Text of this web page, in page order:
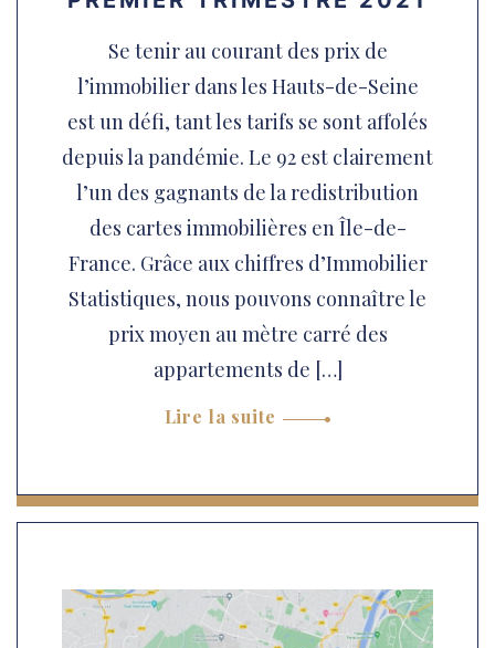
Se tenir au courant des prix de
l’immobilier dans les Hauts-de-Seine
est un défi, tant les tarifs se sont affolés
depuis la pandémie. Le 92 est clairement
l’un des gagnants de la redistribution
des cartes immobilières en Île-de-
France. Grâce aux chiffres d’Immobilier
Statistiques, nous pouvons connaître le
prix moyen au mètre carré des
appartements de […]
Lire la suite